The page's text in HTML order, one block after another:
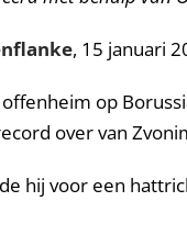
, 15 januari
op
over van
hij voor een